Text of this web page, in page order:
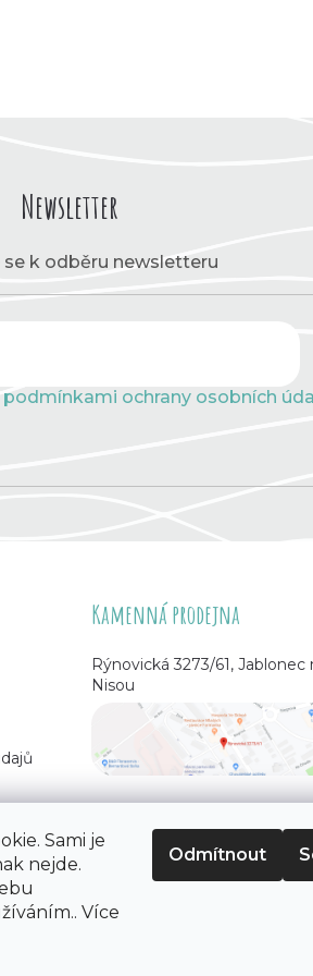
Sami je
nejde.
Více
Odmítnout
Newsletter
se k odběru newsletteru
podmínkami ochrany osobních
Kamenná prodejna
Rýnovická 3273/61, Jablonec
Nisou
vyhrazena.